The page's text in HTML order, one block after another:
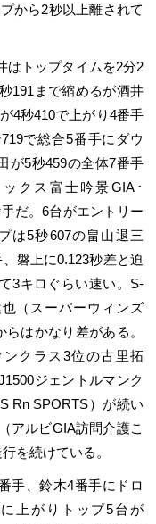
から2秒以上離されて
はトップタイムを2分2
191まで縮めるが酒井
4秒410で上がり4番手
で総合5番手にダウ
が5秒459の全体7番手
クス富士吟景GIA･
だ。6台がエントリー
は5秒607の畠山退三
磐上に0.123秒差と迫
3キロぐらい速い。S-
（スーパーウィンズ
はかなり差がある。
クラス3位の古里拓
ジェントルマンク
Rn SPORTS）が続い
アルビGIA訪問介護こ
を続けている。
手、鈴木4番手にドロ
上がりトップ5台が